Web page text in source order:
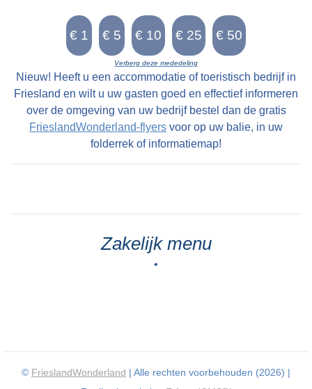
Verberg deze mededeling
Nieuw! Heeft u een accommodatie of toeristisch bedrijf in
Friesland en wilt u uw gasten goed en effectief informeren
over de omgeving van uw bedrijf bestel dan de gratis
FrieslandWonderland-flyers voor op uw balie, in uw
folderrek of informatiemap!
Zakelijk menu
•
© FrieslandWonderland | Alle rechten voorbehouden (2026) |